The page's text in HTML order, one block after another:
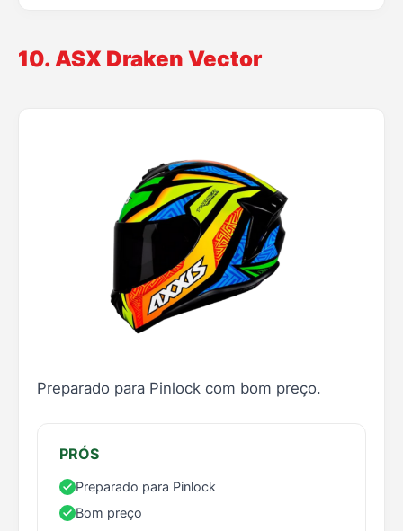
10. ASX Draken Vector
Preparado para Pinlock com bom preço.
PRÓS
Preparado para Pinlock
Bom preço